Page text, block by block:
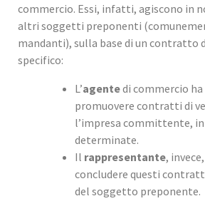
commercio. Essi, infatti, agiscono in
altri soggetti preponenti
mandanti), sulla base di un contratto
specifico:
L’agentedi commercio
promuovere contratti di
l’impresa committente, in
determinate.
Il rappresentante,
concludere questi
del soggetto preponente.